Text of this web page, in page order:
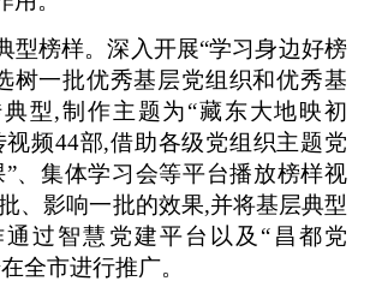
型榜样。深入开展“学习身边好榜
树一批优秀基层党组织和优秀基
型,制作主题为“藏东大地映初
视频44部,借助各级党组织主题党
”、集体学习会等平台播放榜样视
、影响一批的效果,并将基层典型
过智慧党建平台以及“昌都党
全市进行推广。